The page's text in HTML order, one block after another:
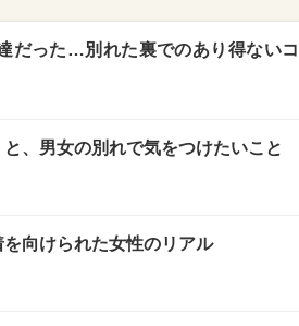
だった…別れた裏でのあり得ないコ
、男女の別れで気をつけたいこと
向けられた女性のリアル